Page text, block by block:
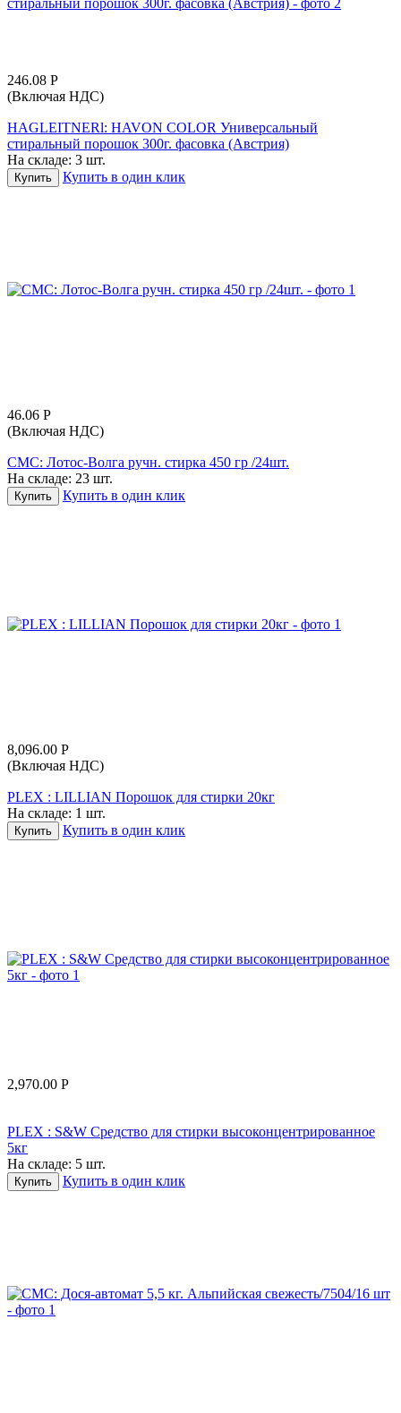
246.08 Р
(Включая НДС)
HAGLEITNERl: HAVON COLOR Универсальный
стиральный порошок 300г. фасовка (Австрия)
На складе: 3 шт.
Купить Купить в один клик
46.06 Р
(Включая НДС)
СМС: Лотос-Волга ручн. стирка 450 гр /24шт.
На складе: 23 шт.
Купить Купить в один клик
8,096.00 Р
(Включая НДС)
PLEX : LILLIAN Порошок для стирки 20кг
На складе: 1 шт.
Купить Купить в один клик
2,970.00 Р
PLEX : S&W Средство для стирки высоконцентрированное
5кг
На складе: 5 шт.
Купить Купить в один клик